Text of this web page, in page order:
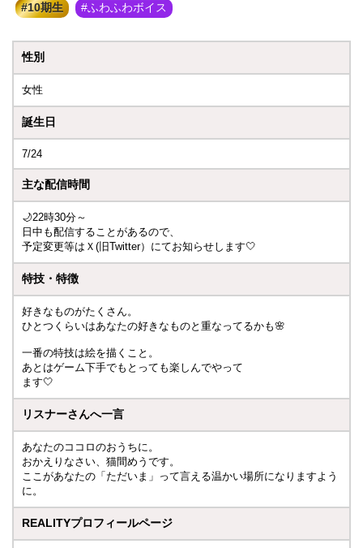
10期生 ふわふわボイス
性別
女性
誕生日
7/24
主な配信時間
🌙22時30分～
日中も配信することがあるので、
予定変更等はＸ(旧Twitter）にてお知らせします🤍
特技・特徴
好きなものがたくさん。
ひとつくらいはあなたの好きなものと重なってるかも🌸
一番の特技は絵を描くこと。
あとはゲーム下手でもとっても楽しんでやって
ます🤍
リスナーさんへ一言
あなたのココロのおうちに。
おかえりなさい、猫間めうです。
ここがあなたの「ただいま」って言える温かい場所になりますよう
に。
REALITYプロフィールページ